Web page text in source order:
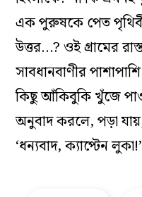
এক পুরুষকে পেত
উত্তর…? ওই গ্রামের
সাবধানবাণীর
কিছু আঁকিবুকি খুঁজে
অনুবাদ করলে, পড়া
‘ধন্যবাদ, ক্যাপ্টেন লুকা!’